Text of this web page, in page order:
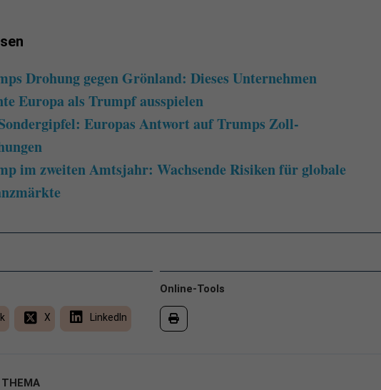
Drohung gegen Grönland: Dieses Unternehmen
Europa als Trumpf ausspielen
Europas Antwort auf Trumps Zoll-
im zweiten Amtsjahr: Wachsende Risiken für globale
Online-Tools
X LinkedIn